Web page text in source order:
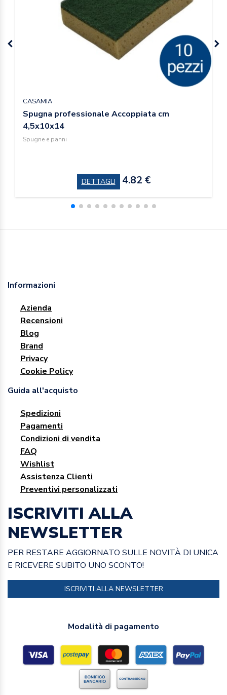
CASAMIA
Spugna professionale Accoppiata cm
4,5x10x14
Spugne e panni
DETTAGLI 4.82 €
Informazioni
Azienda
Recensioni
Blog
Brand
Privacy
Cookie Policy
Guida all'acquisto
Spedizioni
Pagamenti
Condizioni di vendita
FAQ
Wishlist
Assistenza Clienti
Preventivi personalizzati
ISCRIVITI ALLA
NEWSLETTER
PER RESTARE AGGIORNATO SULLE NOVITÀ DI UNICA
E RICEVERE SUBITO UNO SCONTO!
ISCRIVITI ALLA NEWSLETTER
Modalità di pagamento